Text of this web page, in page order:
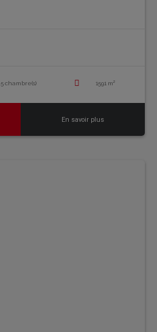
5 chambre(s) 1591 m²
En savoir plus